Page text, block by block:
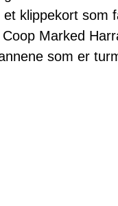
klippekort som
Marked
som er